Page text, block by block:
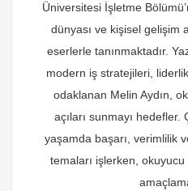
Üniversitesi İşletme
dünyası ve kişisel gelişim
eserlerle tanınmaktadır.
modern iş stratejileri,
odaklanan Melin Aydın,
açıları sunmayı hedefler.
yaşamda başarı, verimlilik
temaları işlerken,